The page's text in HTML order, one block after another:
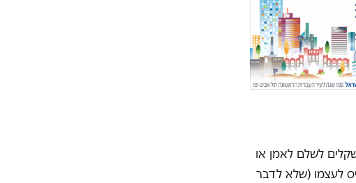
לשלם לאמן או
לעצמו (שלא לדבר